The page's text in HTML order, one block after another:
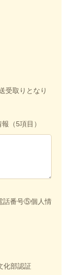
受取りとなり
（5項目）
番号⑤個人情
化部認証